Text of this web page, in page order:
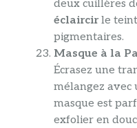
deux cuillères
éclaircirle teint
pigmentaires.
Masque à la
Écrasez une
mélangez avec
masque est
exfolier en